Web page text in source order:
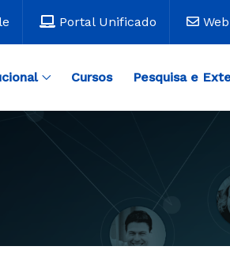
Portal Unificado
Cursos Pesquisa e